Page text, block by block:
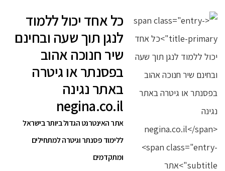
כל אחד יכול ללמוד
לנגן תוך שעה ובחינם
שיר חנוכה אהוב
בפסנתר או גיטרה
באתר נגינה
negina.co.il
אתר האינטרנט הגדול ביותר בישראל
ללימוד פסנתר וגיטרה למתחילים
ומתקדמים